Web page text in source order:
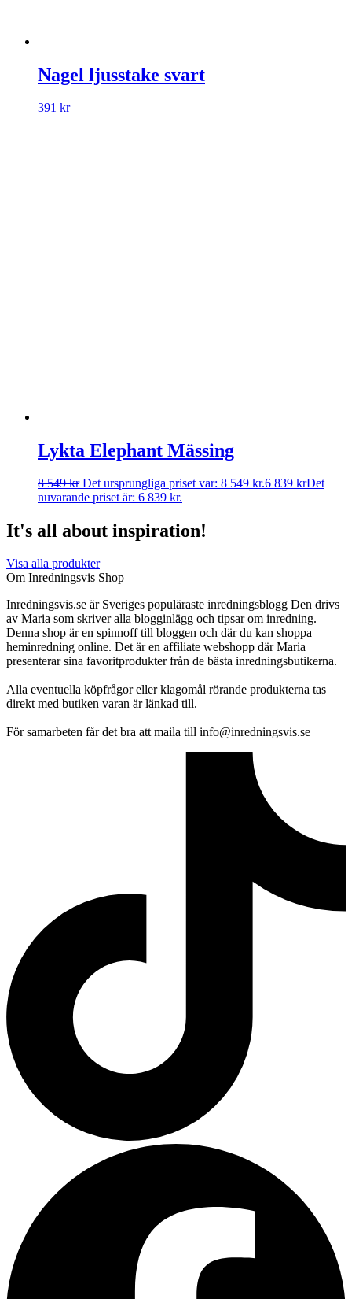
Nagel ljusstake svart
391 kr
Lykta Elephant Mässing
8 549kr Det ursprungliga priset var: 8 549 kr.6 839 krDet
nuvarande priset är: 6 839 kr.
It's all about inspiration!
Visa alla produkter
Om Inredningsvis Shop
Inredningsvis.se är Sveriges populäraste inredningsblogg Den drivs
av Maria som skriver alla blogginlägg och tipsar om inredning.
Denna shop är en spinnoff till bloggen och där du kan shoppa
heminredning online. Det är en affiliate webshopp där Maria
presenterar sina favoritprodukter från de bästa inredningsbutikerna.
Alla eventuella köpfrågor eller klagomål rörande produkterna tas
direkt med butiken varan är länkad till.
För samarbeten får det bra att maila till info@inredningsvis.se